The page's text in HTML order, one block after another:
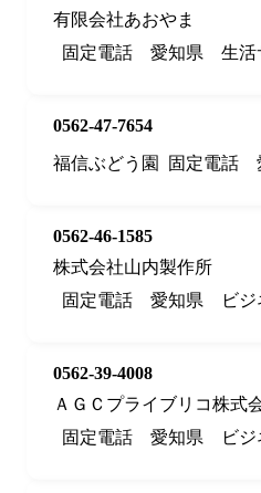
有限会社あおやま
固定電話
愛知県 生活
0562-47-7654
福信ぶどう園
固定電話
0562-46-1585
株式会社山内製作所
固定電話
愛知県 ビジ
0562-39-4008
ＡＧＣプライブリコ株式
固定電話
愛知県 ビジ